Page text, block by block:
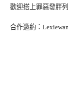
歡迎搭上罪惡發胖
合作邀約：